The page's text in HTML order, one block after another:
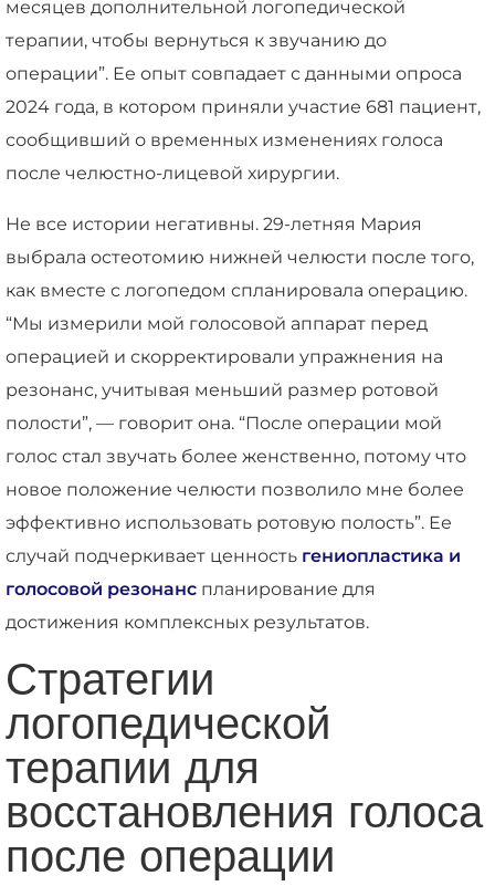
месяцев дополнительной логопедической
терапии, чтобы вернуться к звучанию до
операции”. Ее опыт совпадает с данными опроса
2024 года, в котором приняли участие 681 пациент,
сообщивший о временных изменениях голоса
после челюстно-лицевой хирургии.
Не все истории негативны. 29-летняя Мария
выбрала остеотомию нижней челюсти после того,
как вместе с логопедом спланировала операцию.
“Мы измерили мой голосовой аппарат перед
операцией и скорректировали упражнения на
резонанс, учитывая меньший размер ротовой
полости”, — говорит она. “После операции мой
голос стал звучать более женственно, потому что
новое положение челюсти позволило мне более
эффективно использовать ротовую полость”. Ее
случай подчеркивает ценность гениопластика и
голосовой резонанс планирование для
достижения комплексных результатов.
Стратегии
логопедической
терапии для
восстановления голоса
после операции